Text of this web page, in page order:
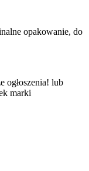
opakowanie, do
ogłoszenia! lub
marki